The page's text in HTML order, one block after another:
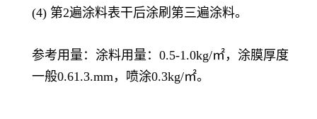
(4) 第2遍涂料表干后涂刷第三遍涂料。
参考用量 ：涂料用量：0.5-1.0kg/㎡，涂膜厚度
一般0.61.3.mm，喷涂0.3kg/㎡。